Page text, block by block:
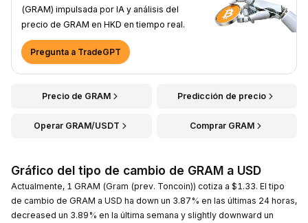
(GRAM) impulsada por IA y análisis del
precio de GRAM en HKD en tiempo real.
Pregunta a TradeGPT
Precio de GRAM Predicción de precio
Operar GRAM/USDT Comprar GRAM
Gráfico del tipo de cambio de GRAM a USD
Actualmente, 1 GRAM (Gram (prev. Toncoin)) cotiza a $1.33. El tipo
de cambio de GRAM a USD ha down un 3.87% en las últimas 24 horas,
decreased un 3.89% en la última semana y slightly downward un